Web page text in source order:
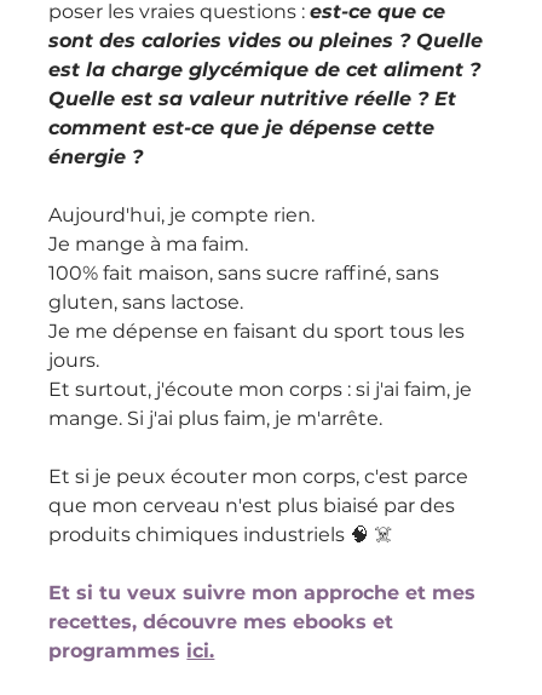
poser les vraies questions : est-ce que ce
sont des calories vides ou pleines ? Quelle
est la charge glycémique de cet aliment ?
Quelle est sa valeur nutritive réelle ? Et
comment est-ce que je dépense cette
énergie ?
Aujourd'hui, je compte rien.
Je mange à ma faim.
100% fait maison, sans sucre raffiné, sans
gluten, sans lactose.
Je me dépense en faisant du sport tous les
jours.
Et surtout, j'écoute mon corps : si j'ai faim, je
mange. Si j'ai plus faim, je m'arrête.
Et si je peux écouter mon corps, c'est parce
que mon cerveau n'est plus biaisé par des
produits chimiques industriels 🧠 ☠️
Et si tu veux suivre mon approche et mes
recettes, découvre mes ebooks et
programmes ici.